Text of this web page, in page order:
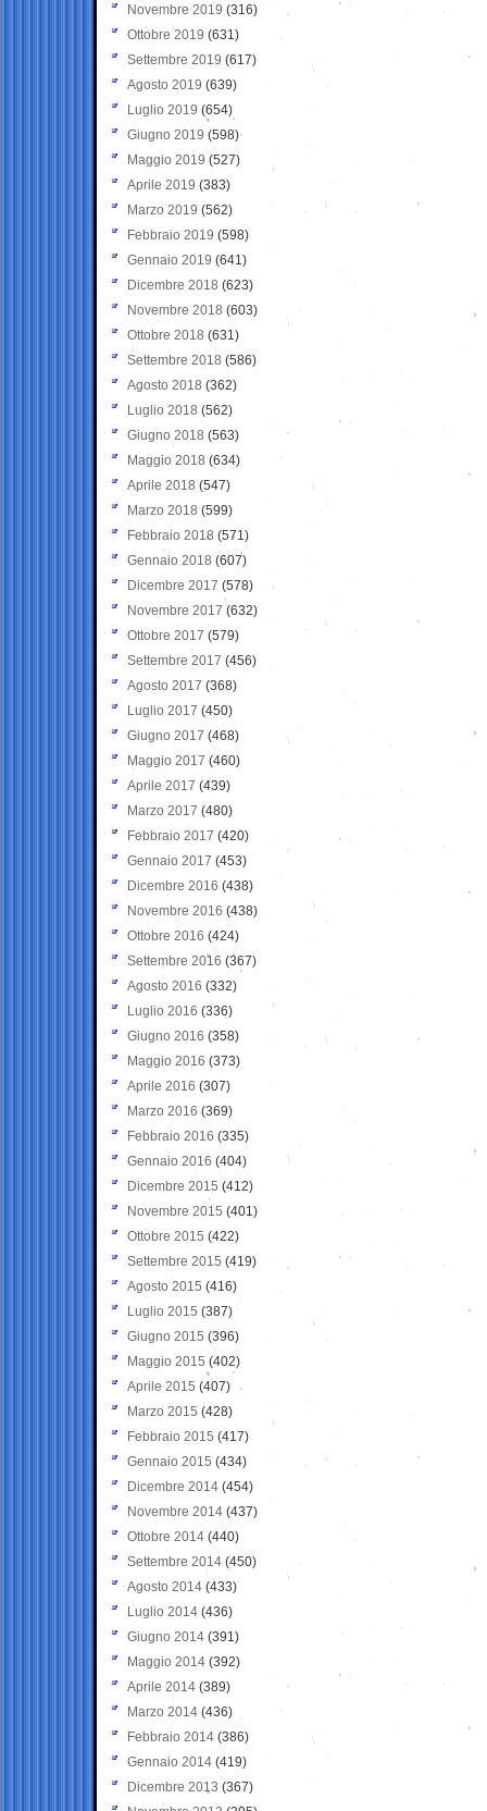
Novembre 2019 (316)
Ottobre 2019 (631)
Settembre 2019 (617)
Agosto 2019 (639)
Luglio 2019 (654)
Giugno 2019 (598)
Maggio 2019 (527)
Aprile 2019 (383)
Marzo 2019 (562)
Febbraio 2019 (598)
Gennaio 2019 (641)
Dicembre 2018 (623)
Novembre 2018 (603)
Ottobre 2018 (631)
Settembre 2018 (586)
Agosto 2018 (362)
Luglio 2018 (562)
Giugno 2018 (563)
Maggio 2018 (634)
Aprile 2018 (547)
Marzo 2018 (599)
Febbraio 2018 (571)
Gennaio 2018 (607)
Dicembre 2017 (578)
Novembre 2017 (632)
Ottobre 2017 (579)
Settembre 2017 (456)
Agosto 2017 (368)
Luglio 2017 (450)
Giugno 2017 (468)
Maggio 2017 (460)
Aprile 2017 (439)
Marzo 2017 (480)
Febbraio 2017 (420)
Gennaio 2017 (453)
Dicembre 2016 (438)
Novembre 2016 (438)
Ottobre 2016 (424)
Settembre 2016 (367)
Agosto 2016 (332)
Luglio 2016 (336)
Giugno 2016 (358)
Maggio 2016 (373)
Aprile 2016 (307)
Marzo 2016 (369)
Febbraio 2016 (335)
Gennaio 2016 (404)
Dicembre 2015 (412)
Novembre 2015 (401)
Ottobre 2015 (422)
Settembre 2015 (419)
Agosto 2015 (416)
Luglio 2015 (387)
Giugno 2015 (396)
Maggio 2015 (402)
Aprile 2015 (407)
Marzo 2015 (428)
Febbraio 2015 (417)
Gennaio 2015 (434)
Dicembre 2014 (454)
Novembre 2014 (437)
Ottobre 2014 (440)
Settembre 2014 (450)
Agosto 2014 (433)
Luglio 2014 (436)
Giugno 2014 (391)
Maggio 2014 (392)
Aprile 2014 (389)
Marzo 2014 (436)
Febbraio 2014 (386)
Gennaio 2014 (419)
Dicembre 2013 (367)